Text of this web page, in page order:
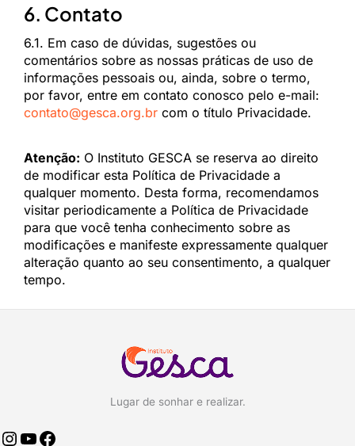
6. Contato
6.1. Em caso de dúvidas, sugestões ou
comentários sobre as nossas práticas de uso de
informações pessoais ou, ainda, sobre o termo,
por favor, entre em contato conosco pelo e-mail:
contato@gesca.org.br com o título Privacidade.
Atenção: O Instituto GESCA se reserva ao direito
de modificar esta Política de Privacidade a
qualquer momento. Desta forma, recomendamos
visitar periodicamente a Política de Privacidade
para que você tenha conhecimento sobre as
modificações e manifeste expressamente qualquer
alteração quanto ao seu consentimento, a qualquer
tempo.
Lugar de sonhar e realizar.